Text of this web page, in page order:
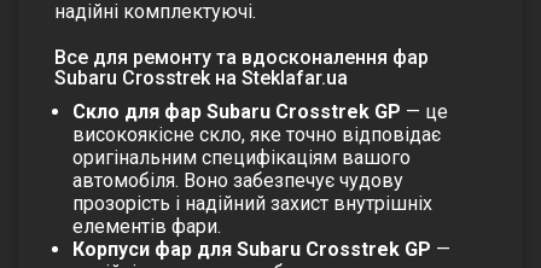
надійні комплектуючі.
Все для ремонту та вдосконалення фар
Subaru Crosstrek на Steklafar.ua
Скло для фар Subaru Crosstrek GP — це
високоякісне скло, яке точно відповідає
оригінальним специфікаціям вашого
автомобіля. Воно забезпечує чудову
прозорість і надійний захист внутрішніх
елементів фари.
Корпуси фар для Subaru Crosstrek GP —